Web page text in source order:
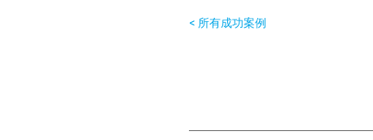
< 所有成功案例